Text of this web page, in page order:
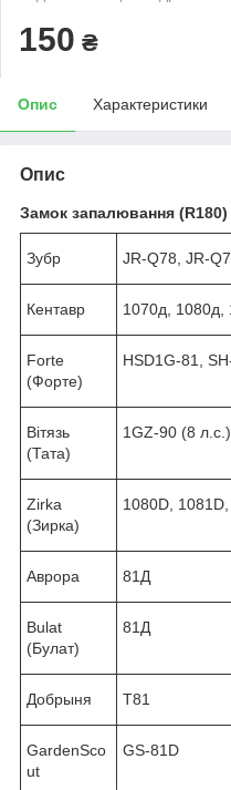
150 ₴
Опис Характеристики
Опис
Замок запалювання (R180)
Зубр JR-Q78, JR-
Кентавр 1070д, 1080д,
Forte
(Форте)
HSD1G-81,
Вітязь
(Тата)
1GZ-90 (8 л.с.)
Zirka
(Зирка)
1080D,
Аврора 81Д
Bulat
(Булат)
81Д
Добрыня T81
GardenSco
ut
GS-81D